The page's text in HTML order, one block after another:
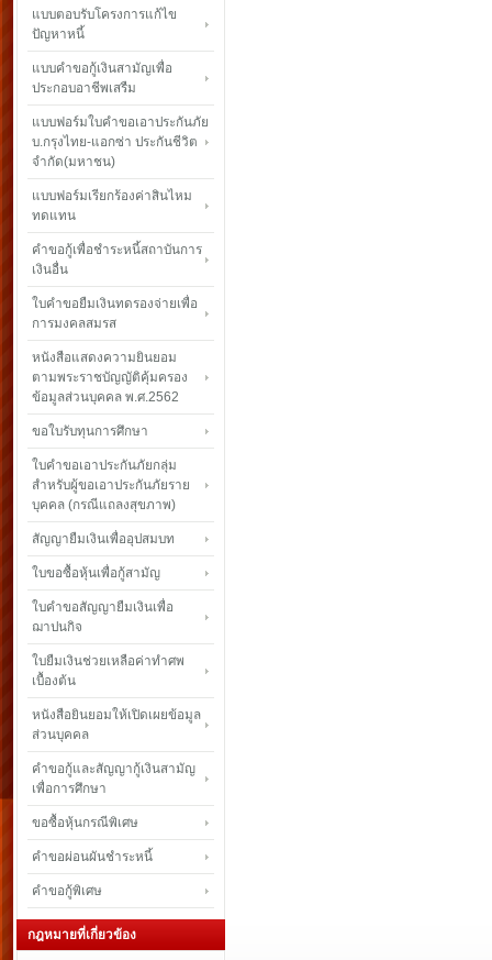
แบบตอบรับโครงการแก้ไข
ปัญหาหนี้
แบบคำขอกู้เงินสามัญเพื่อ
ประกอบอาชีพเสรืม
แบบฟอร์มใบคำขอเอาประกันภัย
บ.กรุงไทย-แอกซ่า ประกันชีวิต
จำกัด(มหาชน)
แบบฟอร์มเรียกร้องค่าสินไหม
ทดแทน
คำขอกู้เพื่อชำระหนี้สถาบันการ
เงินอื่น
ใบคำขอยืมเงินทดรองจ่ายเพื่อ
การมงคลสมรส
หนังสือแสดงความยินยอม
ตามพระราชบัญญัติคุ้มครอง
ข้อมูลส่วนบุคคล พ.ศ.2562
ขอใบรับทุนการศึกษา
ใบคำขอเอาประกันภัยกลุ่ม
สำหรับผู้ขอเอาประกันภัยราย
บุคคล (กรณีแถลงสุขภาพ)
สัญญายืมเงินเพื่ออุปสมบท
ใบขอซื้อหุ้นเพื่อกู้สามัญ
ใบคำขอสัญญายืมเงินเพื่อ
ฌาปนกิจ
ใบยืมเงินช่วยเหลือค่าทำศพ
เบื้องต้น
หนังสือยินยอมให้เปิดเผยข้อมูล
ส่วนบุคคล
คำขอกู้และสัญญากู้เงินสามัญ
เพื่อการศึกษา
ขอซื้อหุ้นกรณีพิเศษ
คำขอผ่อนผันชำระหนี้
คำขอกู้พิเศษ
กฎหมายที่เกี่ยวข้อง